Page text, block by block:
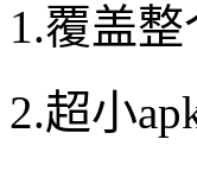
1.覆盖
2.超小